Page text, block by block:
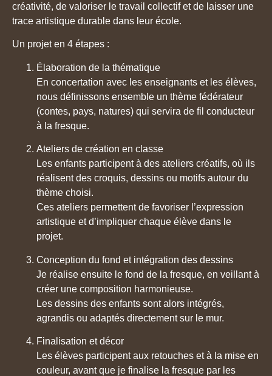
créativité, de valoriser le travail collectif et de laisser une
trace artistique durable dans leur école.
Un projet en 4 étapes :
Élaboration de la thématique
En concertation avec les enseignants et les élèves,
nous définissons ensemble un thème fédérateur
(contes, pays, natures) qui servira de fil conducteur
à la fresque.
Ateliers de création en classe
Les enfants participent à des ateliers créatifs, où ils
réalisent des croquis, dessins ou motifs autour du
thème choisi.
Ces ateliers permettent de favoriser l’expression
artistique et d’impliquer chaque élève dans le
projet.
Conception du fond et intégration des dessins
Je réalise ensuite le fond de la fresque, en veillant à
créer une composition harmonieuse.
Les dessins des enfants sont alors intégrés,
agrandis ou adaptés directement sur le mur.
Finalisation et décor
Les élèves participent aux retouches et à la mise en
couleur, avant que je finalise la fresque par les